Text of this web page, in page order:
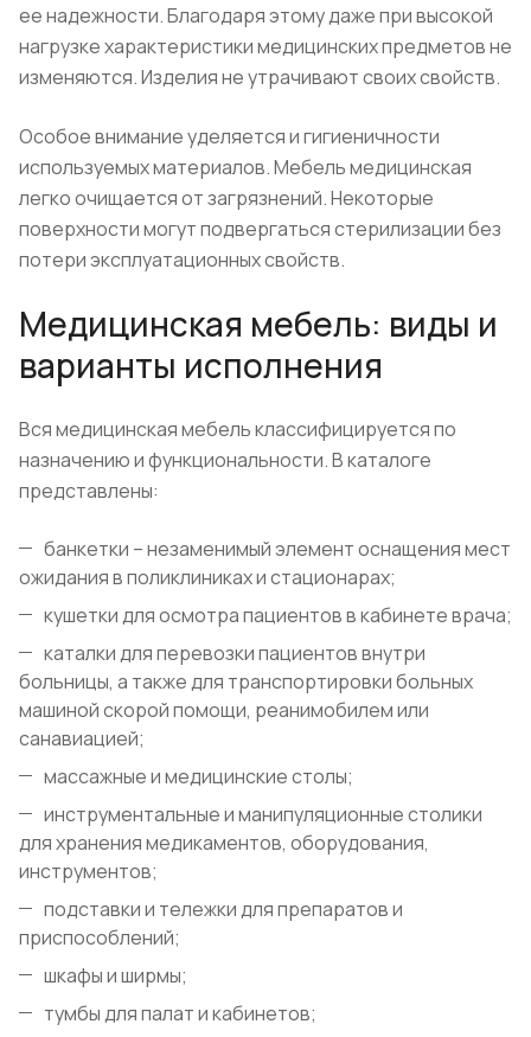
ее надежности. Благодаря этому даже при высокой
нагрузке характеристики медицинских предметов не
изменяются. Изделия не утрачивают своих свойств.
Особое внимание уделяется и гигиеничности
используемых материалов. Мебель медицинская
легко очищается от загрязнений. Некоторые
поверхности могут подвергаться стерилизации без
потери эксплуатационных свойств.
Медицинская мебель: виды и
варианты исполнения
Вся медицинская мебель классифицируется по
назначению и функциональности. В каталоге
представлены:
банкетки – незаменимый элемент оснащения мест
ожидания в поликлиниках и стационарах;
кушетки для осмотра пациентов в кабинете врача;
каталки для перевозки пациентов внутри
больницы, а также для транспортировки больных
машиной скорой помощи, реанимобилем или
санавиацией;
массажные и медицинские столы;
инструментальные и манипуляционные столики
для хранения медикаментов, оборудования,
инструментов;
подставки и тележки для препаратов и
приспособлений;
шкафы и ширмы;
тумбы для палат и кабинетов;